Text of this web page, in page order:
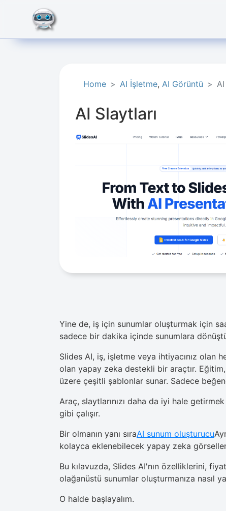
Home AI İşletme​, AI Görüntü
AI Slaytları
Yine de, iş için sunumlar oluşturmak için
sadece bir dakika içinde sunumlara
Slides AI, iş, işletme veya ihtiyacınız olan
olan yapay zeka destekli bir araçtır.
üzere çeşitli şablonlar sunar. Sadece
Araç, slaytlarınızı daha da iyi hale
gibi çalışır.
Bir olmanın yanı sıraAI sunum oluşturucu
kolayca eklenebilecek yapay zeka
Bu kılavuzda, Slides AI'nın özelliklerini,
olağanüstü sunumlar oluşturmanıza nasıl
O halde başlayalım.